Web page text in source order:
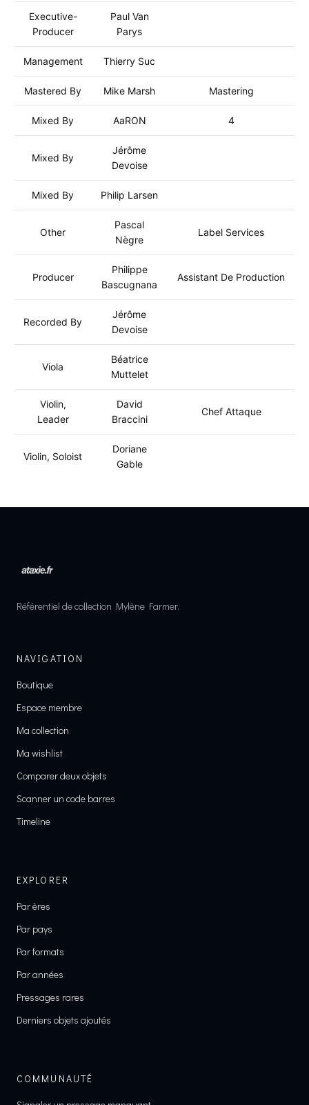
Executive-
Producer
Paul Van
Parys
Management Thierry Suc
Mastered By Mike Marsh Mastering
Mixed By AaRON 4
Mixed By
Jérôme
Devoise
Mixed By Philip Larsen
Other
Pascal
Nègre
Label Services
Producer
Philippe
Bascugnana
Assistant De Production
Recorded By
Jérôme
Devoise
Viola
Béatrice
Muttelet
Violin,
Leader
David
Braccini
Chef Attaque
Violin, Soloist
Doriane
Gable
Référentiel de collection Mylène Farmer.
NAVIGATION
Boutique
Espace membre
Ma collection
Ma wishlist
Comparer deux objets
Scanner un code barres
Timeline
EXPLORER
Par ères
Par pays
Par formats
Par années
Pressages rares
Derniers objets ajoutés
COMMUNAUTÉ